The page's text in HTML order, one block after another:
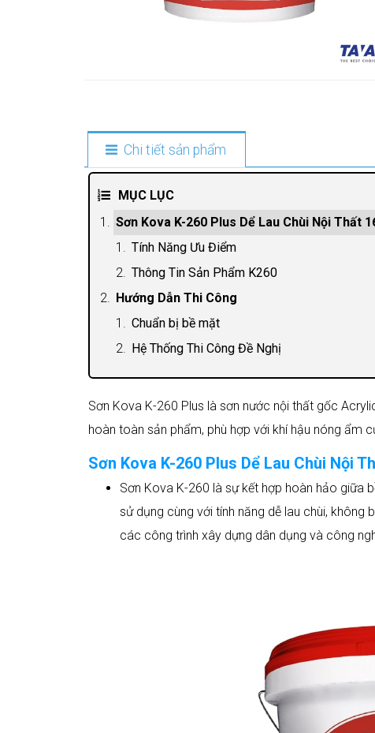
Chi tiết sản phẩm
MỤC LỤC
Sơn Kova K-260 Plus Dể Lau Chùi Nội Thất
Tính Năng Ưu Điểm
Thông Tin Sản Phẩm K260
Hướng Dẫn Thi Công
Chuẩn bị bề mặt
Hệ Thống Thi Công Đề Nghị
Sơn Kova K-260 Plus là sơn nước nội thất gốc
hoàn toàn sản phẩm, phù hợp với khí hậu nóng ẩm
Sơn Kova K-260 Plus Dể Lau Chùi Nội
Sơn Kova K-260 là sự kết hợp hoàn hảo giữa
sử dụng cùng với tính năng dễ lau chùi,
các công trình xây dựng dân dụng và công